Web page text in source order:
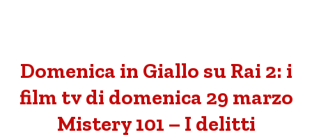
Domenica in Giallo su Rai 2: i
film tv di domenica 29 marzo
Mistery 101 – I delitti